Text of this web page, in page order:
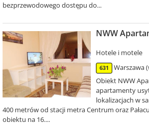
bezprzewodowego dostępu do...
NWW
Hotele i motele
631
Warszawa
Obiekt NWW
apartamenty
lokalizacjach w
400 metrów od stacji metra Centrum oraz
obiektu na 16....